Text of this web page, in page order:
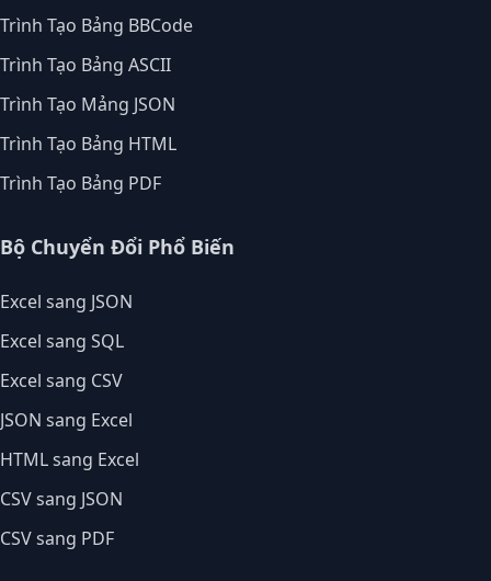
Trình Tạo Bảng BBCode
Trình Tạo Bảng ASCII
Trình Tạo Mảng JSON
Trình Tạo Bảng HTML
Trình Tạo Bảng PDF
Bộ Chuyển Đổi Phổ Biến
Excel sang JSON
Excel sang SQL
Excel sang CSV
JSON sang Excel
HTML sang Excel
CSV sang JSON
CSV sang PDF